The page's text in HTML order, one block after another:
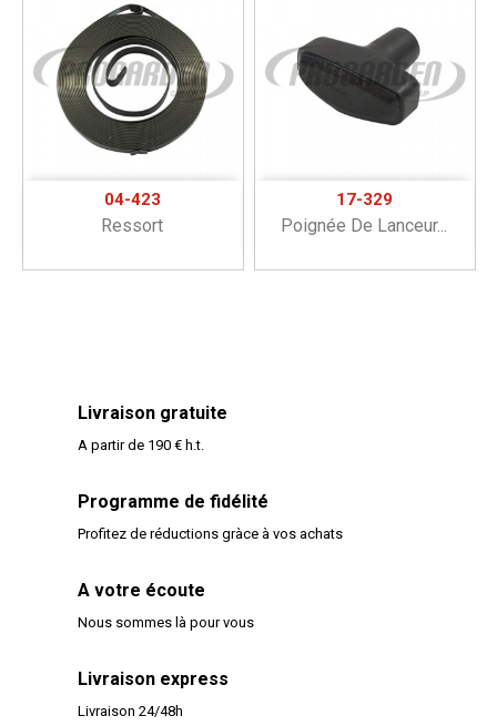
04-423
Ressort
17-329
Poignée De Lanceur...
Livraison gratuite
A partir de 190 € h.t.
Programme de fidélité
Profitez de réductions gràce à vos achats
A votre écoute
Nous sommes là pour vous
Livraison express
Livraison 24/48h